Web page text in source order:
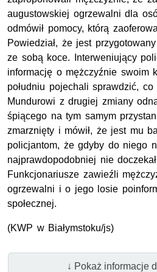
augustowskiej ogrzewalni dla
odmówił pomocy, którą
Powiedział, że jest
ze sobą koce. Interweniujący
informację o mężczyźnie swoim
południu pojechali sprawdzić,
Mundurowi z drugiej zmiany
śpiącego na tym samym
zmarznięty i mówił, że jest mu
policjantom, że gdyby do niego
najprawdopodobniej nie
Funkcjonariusze zawieźli
ogrzewalni i o jego losie
społecznej.
(KWP w Białymstoku/js)
↓ Pokaż informacje